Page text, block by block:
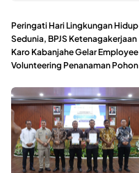
Peringati Hari Lingkungan Hidup
Sedunia, BPJS Ketenagakerjaan
Karo Kabanjahe Gelar Employee
Volunteering Penanaman Pohon